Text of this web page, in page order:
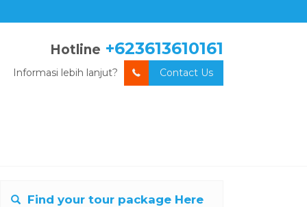
Hotline +623613610161
Informasi lebih lanjut? Contact Us
Find your tour package Here